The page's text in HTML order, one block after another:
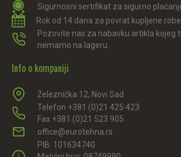
Sigurnosni sertifikat za sigurno
Rok od 14 dana za povrat kupljene
Pozovite nas za nabavku artikla kojeg
nemamo na lageru.
Info o kompaniji
Železnička 12, Novi Sad
Telefon +381 (0)21 425 423
Fax +381 (0)21 523 905
office@eurotehna.rs
PIB: 101634740